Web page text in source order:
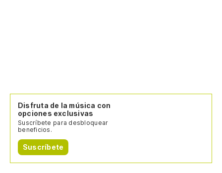
Disfruta de la música con
opciones exclusivas
Suscríbete para desbloquear
beneficios.
Suscríbete